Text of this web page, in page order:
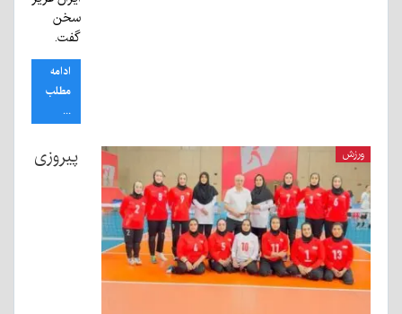
سخن
گفت.
ادامه
مطلب
...
ورزش پیروزی